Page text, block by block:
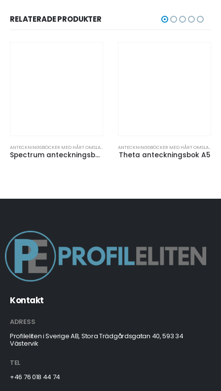
RELATERADE PRODUKTER
OCH PAPPERSPRODUKTER
ANTECKNINGSBÖCKER MED HÅRT OMSLAG ANTECKNINGSBÖCKER OCH PAPPERSPRODUKTER
Spectrum anteckningsbok A5 med tomma sidor
ANTECKNINGSBÖCKER MED HÅRT OMSLAG
Theta anteckningsbok A5
Kontakt
ADRESS
Profileliten i Sverige AB, Stora Trädgårdsgatan 40, 593 34
Västervik
TEL
+46 76 018 44 74